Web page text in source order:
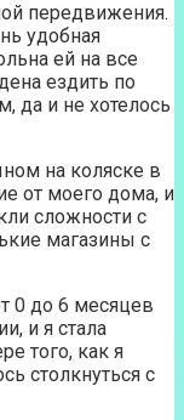
передвижения.
удобная
ей на все
ездить по
да и не хотелось
на коляске в
от моего дома, и
сложности с
магазины с
0 до 6 месяцев
и я стала
того, как я
столкнуться с